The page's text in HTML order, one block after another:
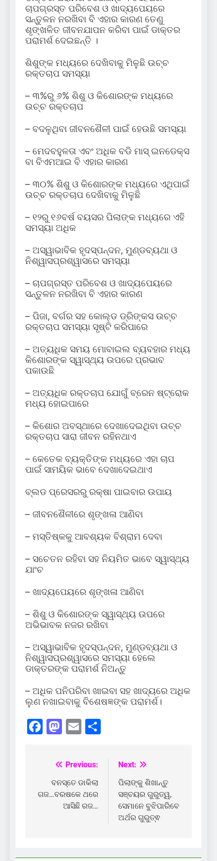
ଚାପଗ୍ରସ୍ତ ପରିବେଶ ଓ ଖାଦ୍ୟପେୟରେ
ସନ୍ତୁଳନ ନରଖିବା ବି ଏହାର କାରଣ ତେଣୁ
ଶୃଙ୍ଖଳିତ ଜୀବନଯାପନ କରିବା ପାଇଁ ଡାକ୍ତର
ପରାମର୍ଶ ଦେଇଛନ୍ତି ।
ଶିଶୁଙ୍କ ମଧ୍ୟରେ ଦେଖିବାକୁ ମିଳୁଛି ଉଚ୍ଚ
ରକ୍ତଚାପ ସମସ୍ୟା
– ୩%ରୁ ୬% ଶିଶୁ ଓ କିଶୋରଙ୍କ ମଧ୍ୟରେ
ଉଚ୍ଚ ରକ୍ତଚାପ
– ବଦଳୁଥିବା ଜୀବନଶୈଳୀ ପାଇଁ ହେଉଛି ସମସ୍ୟା
– ମେଦବହୁଳତା ଏବଂ ଅଧିକ ବଡି ମାସ୍ ଇନଡେକ୍ସ
ବା ବିଏମଆଇ ବି ଏହାର କାରଣ
– ୩୦% ଶିଶୁ ଓ କିଶୋରଙ୍କ ମଧ୍ୟରେ ଏଥିପାଇଁ
ଉଚ୍ଚ ରକ୍ତଚାପ ଦେଖିବାକୁ ମିଳୁଛି
– ୧୨ରୁ ୧୬ବର୍ଷ ବୟସର ପିଲାଙ୍କ ମଧ୍ୟରେ ଏହି
ସମସ୍ୟା ଅଧିକ
– ଅସ୍ୱାଭାବିକ ହୃଦସ୍ପନ୍ଦନ, ମୁଣ୍ଡବ୍ୟଥା ଓ
ନିଶ୍ୱାସପ୍ରଶ୍ୱାସରେ ସମସ୍ୟା
– ଚାପଗ୍ରସ୍ତ ପରିବେଶ ଓ ଖାଦ୍ୟପେୟରେ
ସନ୍ତୁଳନ ନରଖିବା ବି ଏହାର କାରଣ
– ପିଜା, ବର୍ଗର ସହ କୋଲ୍ଡ ଡ୍ରିଙ୍କସ ଉଚ୍ଚ
ରକ୍ତଚାପ ସମସ୍ୟା ସୃଷ୍ଟି କରିପାରେ
– ଅତ୍ୟଧିକ ସମୟ ମୋବାଇଲ ବ୍ୟବହାର ମଧ୍ୟ
କିଶୋରଙ୍କ ସ୍ୱାସ୍ଥ୍ୟ ଉପରେ ପ୍ରଭାବ
ପକାଉଛି
– ଅତ୍ୟଧିକ ରକ୍ତଚାପ ଯୋଗୁଁ ବ୍ରେନ ଷ୍ଟ୍ରୋକ
ମଧ୍ୟ ହୋଇପାରେ
– କିଶୋର ଅବସ୍ଥାରେ ଦେଖାଦେଇଥିବା ଉଚ୍ଚ
ରକ୍ତଚାପ ସାରା ଜୀବନ ରହିନଥାଏ
– କେତେକ ବ୍ୟକ୍ତିଙ୍କ ମଧ୍ୟରେ ଏହା ଚାପ
ପାଇଁ ସାମୟିକ ଭାବେ ଦେଖାଦେଇଥାଏ
ବ୍ଲଡ ପ୍ରେସରରୁ ରକ୍ଷା ପାଇବାର ଉପାୟ
– ଜୀବନଶୈଳୀରେ ଶୃଙ୍ଖଳା ଆଣିବା
– ମସ୍ତିଷ୍କକୁ ଆବଶ୍ୟକ ବିଶ୍ରାମ ଦେବା
– ସଚେତନ ରହିବା ସହ ନିୟମିତ ଭାବେ ସ୍ୱାସ୍ଥ୍ୟ
ଯାଂଚ
– ଖାଦ୍ୟପେୟରେ ଶୃଙ୍ଖଳା ଆଣିବା
– ଶିଶୁ ଓ କିଶୋରଙ୍କ ସ୍ୱାସ୍ଥ୍ୟ ଉପରେ
ଅଭିଭାବକ ନଜର ରଖିବା
– ଅସ୍ୱାଭାବିକ ହୃଦସ୍ପନ୍ଦନ, ମୁଣ୍ଡବ୍ୟଥା ଓ
ନିଶ୍ୱାସପ୍ରଶ୍ୱାସରେ ସମସ୍ୟା ହେଲେ
ଡାକ୍ତରଙ୍କ ପରାମର୍ଶ ନିଅନ୍ତୁ
– ଅଧିକ ପନିପରିବା ଖାଇବା ସହ ଖାଦ୍ୟରେ ଅଧିକ
ଲୁଣ ନଖାଇବାକୁ ବିଶେଷଜ୍ଞଙ୍କ ପରାମର୍ଶ।
Facebook
Mastodon
Email
Post
navigation
Previous:
ବନସ୍ତେ ଡାକିଲା
ଗଜ…ବରଷକେ ଥରେ
ଆସିଛି ରଜ…
Next:
ପିଲାଙ୍କୁ ଶିଖାନ୍ତୁ
ସଞ୍ଚୟର ଗୁରୁତ୍ୱ,
ସେମାନେ ବୁଝିପାରିବେ
ଅର୍ଥର ଗୁରୁତ୍ଵ